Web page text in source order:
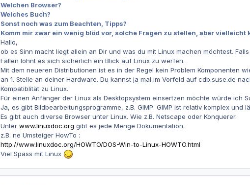
Welchen Browser?
Welches Buch?
Sonst noch was zum Beachten, Tipps?
Komm mir zwar ein wenig blöd vor, solche Fragen zu stellen, aber
Hallo,
ob es Sinn macht liegt allein an Dir und was du mit Linux machen möchtest.
Fällen lohnt es sich sicherlich ein Blick auf Linux zu werfen.
Mit dem neueren Distributionen ist es in der Regel kein Problem Komponenten
an 1. Stelle an deiner Hardware. Du kannst ja mal im Vorfeld auf cdb.suse.de
Kompatiblität zu Linux.
Für einen Anfänger der Linux als Desktopsystem einsertzen möchte würde ich
Ja, es gibt Bildbearbeitungsprogramme, z.B. GIMP. GIMP ist relativ komplex
Es gibt auch diverse Browser unter Linux. Wie z.B. Netscape oder Konquerer.
Unter www.linuxdoc.org gibt es jede Menge Dokumentation.
z.B. ne Umsteiger HowTo :
http://www.linuxdoc.org/HOWTO/DOS-Win-to-Linux-HOWTO.html
Viel Spass mit Linux